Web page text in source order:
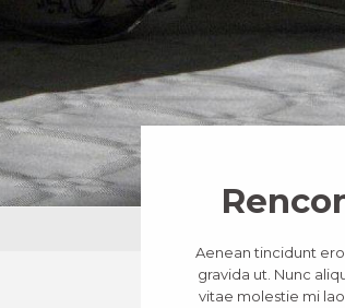
Aenean tincidunt
gravida ut. Nunc
vitae molestie mi